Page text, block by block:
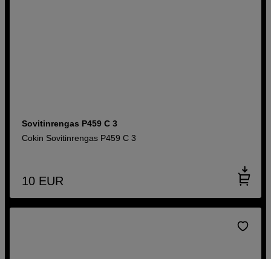
Sovitinrengas P459 C 3
Cokin Sovitinrengas P459 C 3
10 EUR